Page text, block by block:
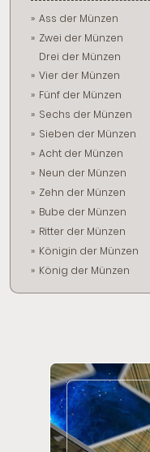
Ass der Münzen
Zwei der Münzen
Drei der Münzen
Vier der Münzen
Fünf der Münzen
Sechs der Münzen
Sieben der Münzen
Acht der Münzen
Neun der Münzen
Zehn der Münzen
Bube der Münzen
Ritter der Münzen
Königin der Münzen
König der Münzen